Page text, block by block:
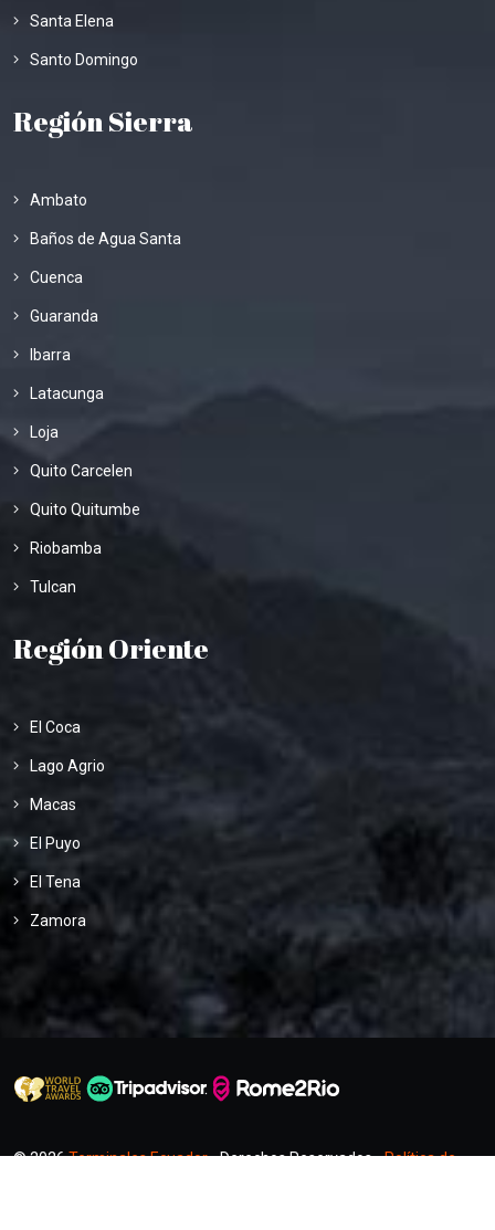
Santa Elena
Santo Domingo
Región Sierra
Ambato
Baños de Agua Santa
Cuenca
Guaranda
Ibarra
Latacunga
Loja
Quito Carcelen
Quito Quitumbe
Riobamba
Tulcan
Región Oriente
El Coca
Lago Agrio
Macas
El Puyo
El Tena
Zamora
© 2026Terminales Ecuador- Derechos Reservados -Política de